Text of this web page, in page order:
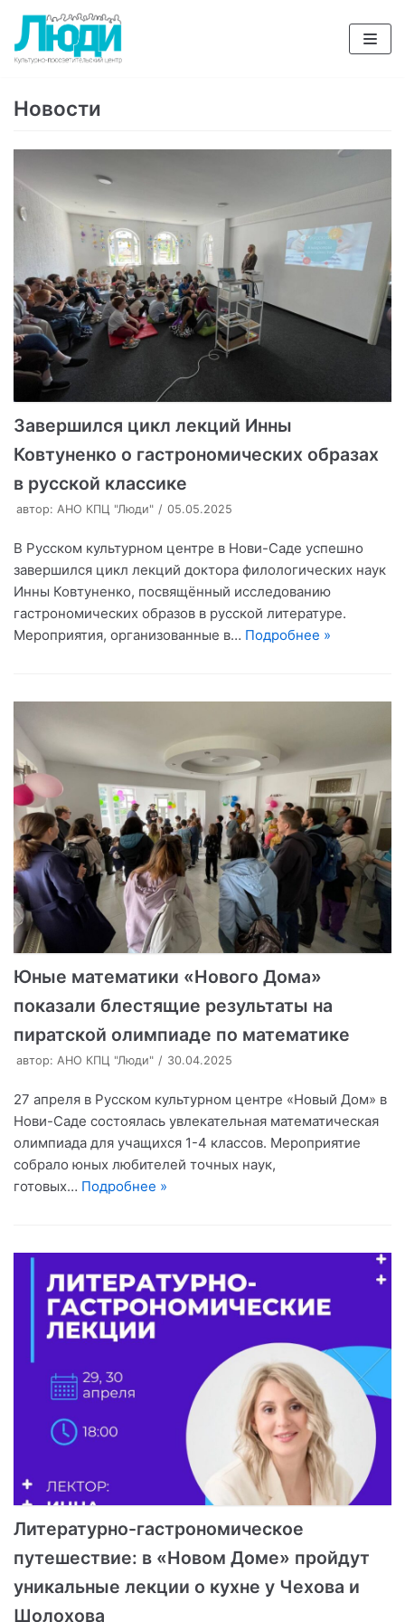
Перейти
к
содержимому
Новости
Завершился цикл лекций Инны
Ковтуненко о гастрономических образах
в русской классике
автор: АНО КПЦ "Люди" 05.05.2025
В Русском культурном центре в Нови-Саде успешно
завершился цикл лекций доктора филологических наук
Инны Ковтуненко, посвящённый исследованию
гастрономических образов в русской литературе.
Мероприятия, организованные в… Подробнее »
Юные математики «Нового Дома»
показали блестящие результаты на
пиратской олимпиаде по математике
автор: АНО КПЦ "Люди" 30.04.2025
27 апреля в Русском культурном центре «Новый Дом» в
Нови-Саде состоялась увлекательная математическая
олимпиада для учащихся 1-4 классов. Мероприятие
собрало юных любителей точных наук,
готовых… Подробнее »
Литературно-гастрономическое
путешествие: в «Новом Доме» пройдут
уникальные лекции о кухне у Чехова и
Шолохова